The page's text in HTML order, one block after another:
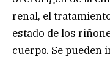
renal, el
estado de los
cuerpo. Se pueden